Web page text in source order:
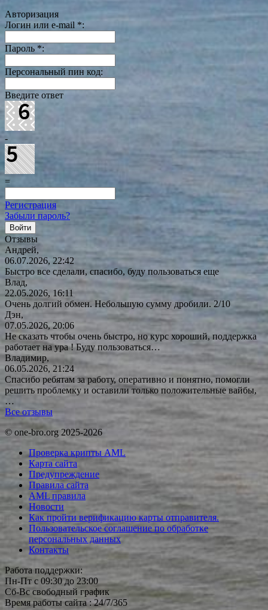
Авторизация
Логин или e-mail *:
Пароль *:
Персональный пин код:
Введите ответ
-
=
Регистрация
Забыли пароль?
Отзывы
Андрей,
06.07.2026, 22:42
Быстро все сделали, спасибо, буду пользоваться еще
Влад,
22.05.2026, 16:11
Очень долгий обмен. Небольшую сумму дробили. 2/10
Дэн,
07.05.2026, 20:06
Не сказать чтобы очень быстро, но курс хороший, поддержка
работает на ура ! Буду пользоваться…
Владимир,
06.05.2026, 21:24
Спасибо ребятам за работу, оперативно и понятно, помогли
решить проблемку и оставили только положительные вайбы,
…
Все отзывы
© one-bro.org 2025-2026
Проверка крипты AML
Карта сайта
Предупреждение
Правила сайта
AML правила
Новости
Как пройти верификацию карты отправителя.
Пользовательское соглашение по обработке
персональных данных
Контакты
Работа поддержки:
Пн-Пт с 09:30 до 23:00
Сб-Вс свободный график
Время работы сайта : 24/7/365